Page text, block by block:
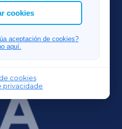
cookies
aceptación de cookies?
aquí.
cookies
privacidade